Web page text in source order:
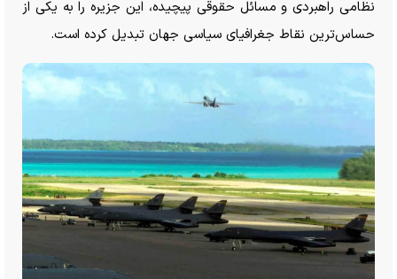
نظامی راهبردی و مسائل حقوقی پیچیده، این جزیره را به یکی از
حساس‌ترین نقاط جغرافیای سیاسی جهان تبدیل کرده است.